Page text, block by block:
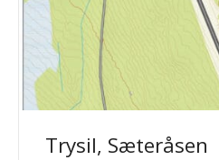
Trysil, Sæteråsen